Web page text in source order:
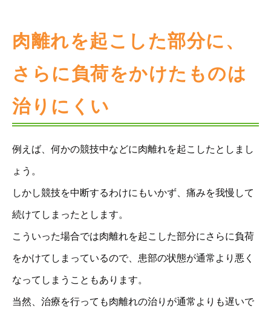
肉離れを起こした部分に、
さらに負荷をかけたものは
治りにくい
例えば、何かの競技中などに肉離れを起こしたとしまし
ょう。
しかし競技を中断するわけにもいかず、痛みを我慢して
続けてしまったとします。
こういった場合では肉離れを起こした部分にさらに負荷
をかけてしまっているので、患部の状態が通常より悪く
なってしまうこともあります。
当然、治療を行っても肉離れの治りが通常よりも遅いで